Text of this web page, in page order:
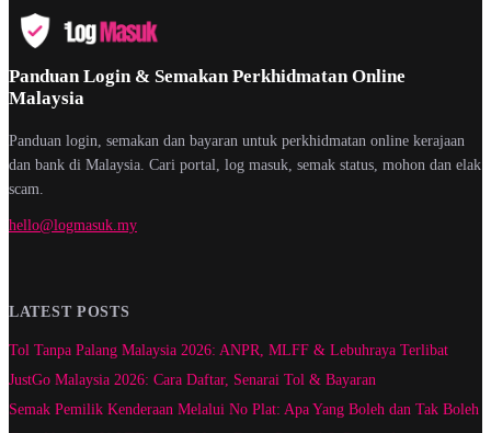
Panduan Login & Semakan Perkhidmatan Online
Malaysia
Panduan login, semakan dan bayaran untuk perkhidmatan online kerajaan
dan bank di Malaysia. Cari portal, log masuk, semak status, mohon dan elak
scam.
hello@logmasuk.my
LATEST POSTS
Tol Tanpa Palang Malaysia 2026: ANPR, MLFF & Lebuhraya Terlibat
JustGo Malaysia 2026: Cara Daftar, Senarai Tol & Bayaran
Semak Pemilik Kenderaan Melalui No Plat: Apa Yang Boleh dan Tak Boleh